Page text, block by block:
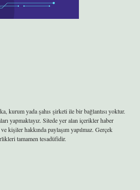
kurum yada şahıs şirketi ile bir bağlantısı yoktur.
yapmaktayız. Sitede yer alan içerikler haber
kişiler hakkında paylaşım yapılmaz. Gerçek
tamamen tesadüfidir.